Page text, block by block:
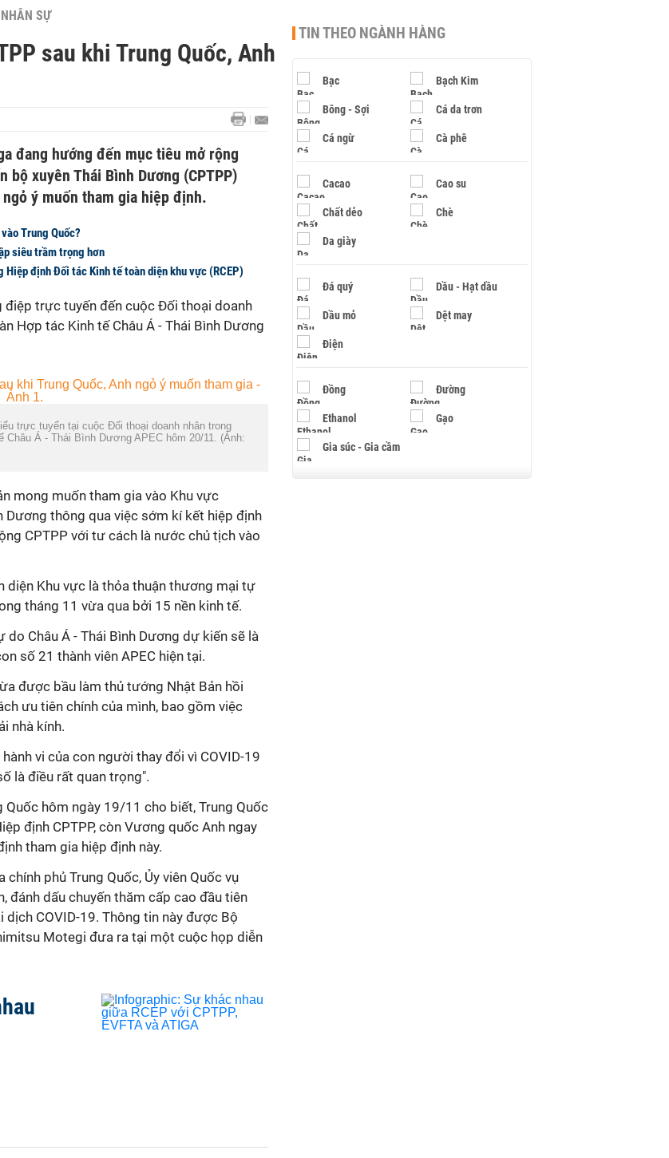
NHÂN SỰ
sau khi Trung Quốc, Anh
đang hướng đến mục tiêu mở rộng
bộ xuyên Thái Bình Dương (CPTPP)
ý muốn tham gia hiệp định.
Trung Quốc?
siêu trầm trọng hơn
định Đối tác Kinh tế toàn diện khu vực (RCEP)
điệp trực tuyến đến cuộc Đối thoại doanh
Hợp tác Kinh tế Châu Á - Thái Bình Dương
trực tuyến tại cuộc Đối thoại doanh nhân trong
Á - Thái Bình Dương APEC hôm 20/11. (Ảnh:
mong muốn tham gia vào Khu vực
Dương thông qua việc sớm kí kết hiệp định
CPTPP với tư cách là nước chủ tịch vào
diện Khu vực là thỏa thuận thương mại tự
tháng 11 vừa qua bởi 15 nền kinh tế.
Châu Á - Thái Bình Dương dự kiến sẽ là
số 21 thành viên APEC hiện tại.
được bầu làm thủ tướng Nhật Bản hồi
ưu tiên chính của mình, bao gồm việc
nhà kính.
vi của con người thay đổi vì COVID-19
là điều rất quan trọng".
Quốc hôm ngày 19/11 cho biết, Trung Quốc
định CPTPP, còn Vương quốc Anh ngay
tham gia hiệp định này.
phủ Trung Quốc, Ủy viên Quốc vụ
đánh dấu chuyến thăm cấp cao đầu tiên
COVID-19. Thông tin này được Bộ
Motegi đưa ra tại một cuộc họp diễn
TIN THEO NGÀNH HÀNG
Bạc Bạch Kim
Bông - Sợi Cá da trơn
Cá ngừ Cà phê
Cacao Cao su
Chất dẻo Chè
Da giày
Đá quý Dầu - Hạt dầu
Dầu mỏ Dệt may
Điện
Đồng Đường
Ethanol Gạo
Gia súc - Gia cầm